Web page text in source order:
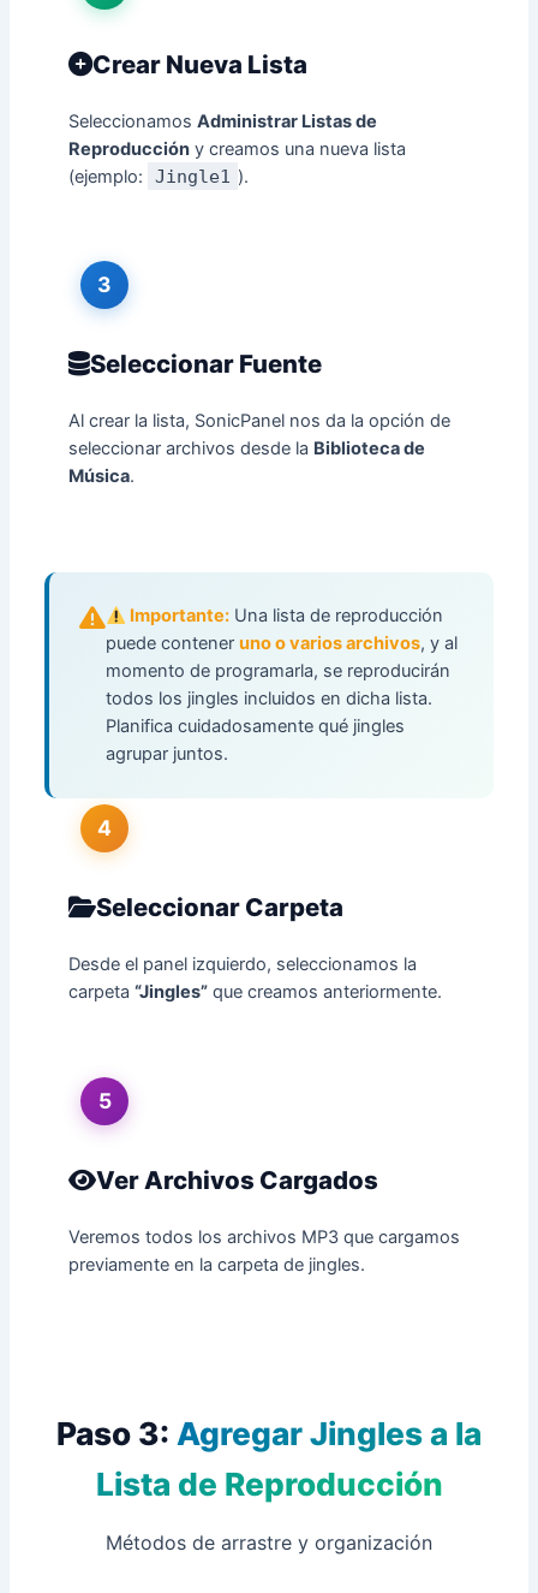
Crear Nueva Lista
SeleccionamosAdministrar Listas de
Reproducción y creamos una nueva lista
(ejemplo:
Jingle1 ).
3
Seleccionar Fuente
Al crear la lista, SonicPanel nos da la opción de
seleccionar archivos desde la Biblioteca de
Música.
Importante: Una lista de reproducción
puede conteneruno o varios archivos, y al
momento de programarla, se reproducirán
todos los jingles incluidos en dicha lista.
Planifica cuidadosamente qué jingles
agrupar juntos.
4
Seleccionar Carpeta
Desde el panel izquierdo, seleccionamos la
carpeta“Jingles” que creamos anteriormente.
5
Ver Archivos Cargados
Veremos todos los archivos MP3 que cargamos
previamente en la carpeta de jingles.
Paso 3: Agregar Jingles a la
Lista de Reproducción
Métodos de arrastre y organización